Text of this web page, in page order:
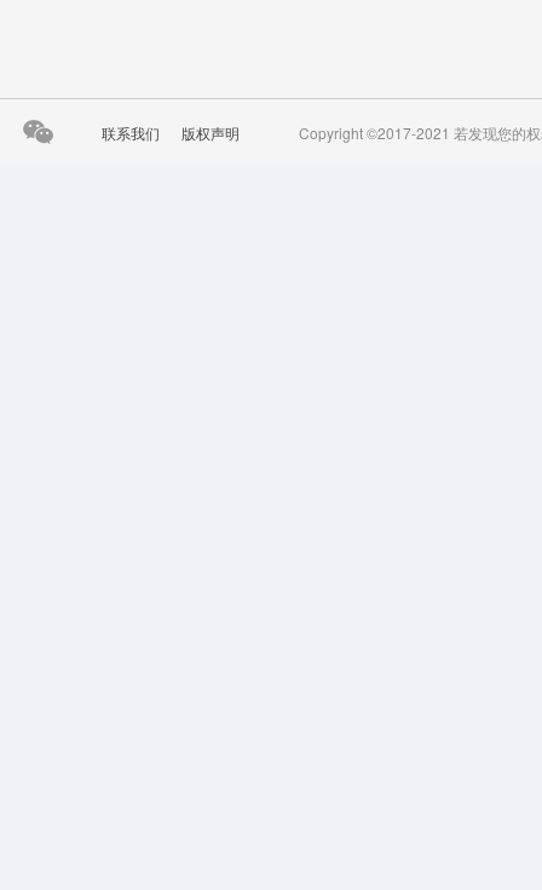
联系我们 版权声明 Copyright ©2017-2021 若发现您的